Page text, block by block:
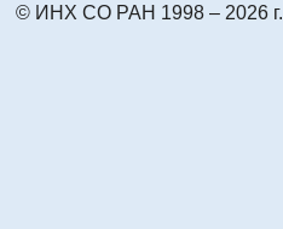
© ИНХ СО РАН 1998 – 2026 г.